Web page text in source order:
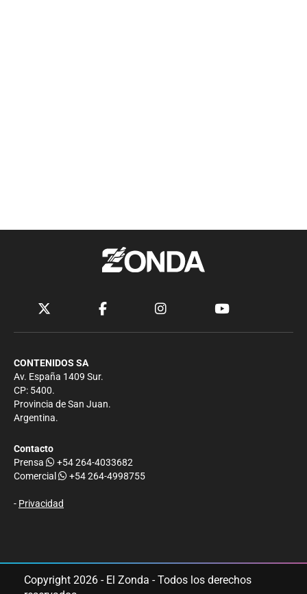
CONTENIDOS SA
Av. España 1409 Sur.
CP: 5400.
Provincia de San Juan.
Argentina.
Contacto
Prensa
+54 264-4033682
Comercial
+54 264-4998755
- Privacidad
Copyright 2026 - El Zonda - Todos los derechos